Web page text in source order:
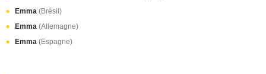
Emma (Brésil)
Emma (Allemagne)
Emma (Espagne)